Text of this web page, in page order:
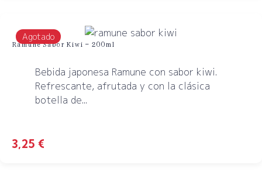
Agotado
Ramune Sabor Kiwi – 200ml
Bebida japonesa Ramune con sabor kiwi.
Refrescante, afrutada y con la clásica
botella de...
3,25 €